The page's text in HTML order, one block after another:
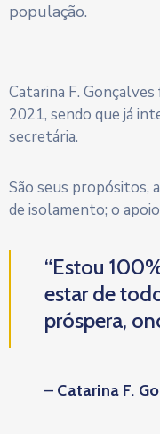
população.
Catarina F.
2021, sendo que já
secretária.
São seus propósitos,
de isolamento; o
“Estou
estar de
próspera,
– Catarina F.